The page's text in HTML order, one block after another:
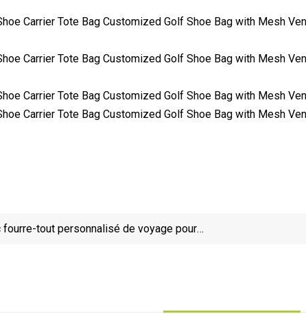
fourre-tout personnalisé de voyage pour